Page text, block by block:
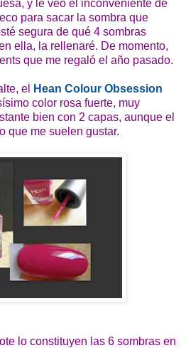
y le veo el inconveniente de
para sacar la sombra que
segura de qué 4 sombras
ella, la rellenaré. De momento,
que me regaló el año pasado.
el
Hean Colour Obsession
color rosa fuerte, muy
bien con 2 capas, aunque el
que me suelen gustar.
lo constituyen las 6 sombras en